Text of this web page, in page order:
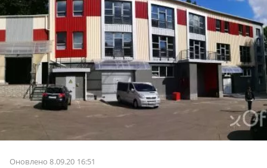
Оновлено 8.09.20 16:51